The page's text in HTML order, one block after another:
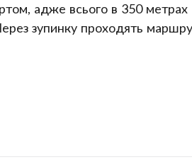
адже всього в 350 метрах
зупинку проходять